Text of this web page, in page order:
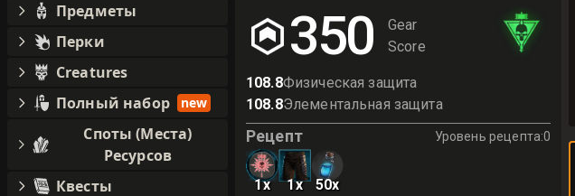
350
Gear
Score
108.8Физическая защита
108.8Элементальная защита
Рецепт Уровень рецепта:0
1x 1x 50x
Предметы
Перки
Creatures
Полный набор
new
Споты (Места)
Ресурсов
Квесты